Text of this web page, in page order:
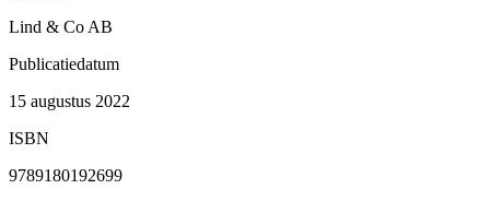
Lind & Co AB
Publicatiedatum
15 augustus 2022
ISBN
9789180192699